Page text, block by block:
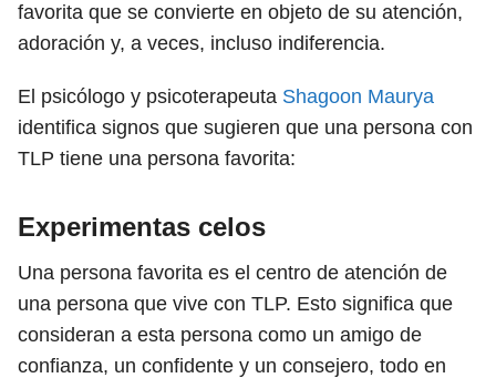
favorita que se convierte en objeto de su atención,
adoración y, a veces, incluso indiferencia.
El psicólogo y psicoterapeuta Shagoon Maurya
identifica signos que sugieren que una persona con
TLP tiene una persona favorita:
Experimentas celos
Una persona favorita es el centro de atención de
una persona que vive con TLP. Esto significa que
consideran a esta persona como un amigo de
confianza, un confidente y un consejero, todo en